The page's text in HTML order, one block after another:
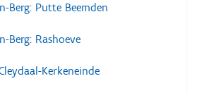
Berg: Putte Beemden
Berg: Rashoeve
Kerkeneinde